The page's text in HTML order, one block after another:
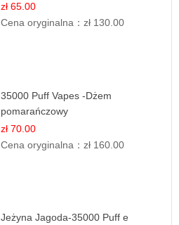
zł 65.00
Cena oryginalna：zł 130.00
35000 Puff Vapes -Dżem
pomarańczowy
zł 70.00
Cena oryginalna：zł 160.00
Jeżyna Jagoda-35000 Puff e